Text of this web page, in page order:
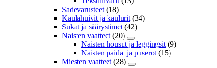
Sadevarusteet (18)
Kaulahuivit ja kaulurit (34)
Sukat ja säärystimet (42)
Naisten vaatteet (20)
Naisten housut ja leggingsit (9)
Naisten paidat ja puserot (15)
Miesten vaatteet (28)